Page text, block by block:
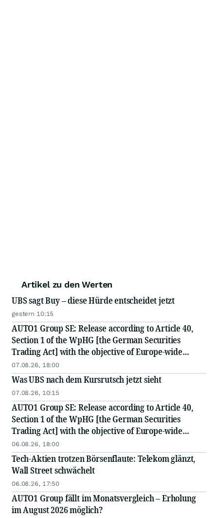
Artikel zu den Werten
UBS sagt Buy – diese Hürde entscheidet jetzt
gestern 10:15
AUTO1 Group SE: Release according to Article 40,
Section 1 of the WpHG [the German Securities
Trading Act] with the objective of Europe-wide
distribution
07.08.26, 18:00
Was UBS nach dem Kursrutsch jetzt sieht
07.08.26, 10:15
AUTO1 Group SE: Release according to Article 40,
Section 1 of the WpHG [the German Securities
Trading Act] with the objective of Europe-wide
distribution
06.08.26, 18:00
Tech-Aktien trotzen Börsenflaute: Telekom glänzt,
Wall Street schwächelt
06.08.26, 17:50
AUTO1 Group fällt im Monatsvergleich – Erholung
im August 2026 möglich?